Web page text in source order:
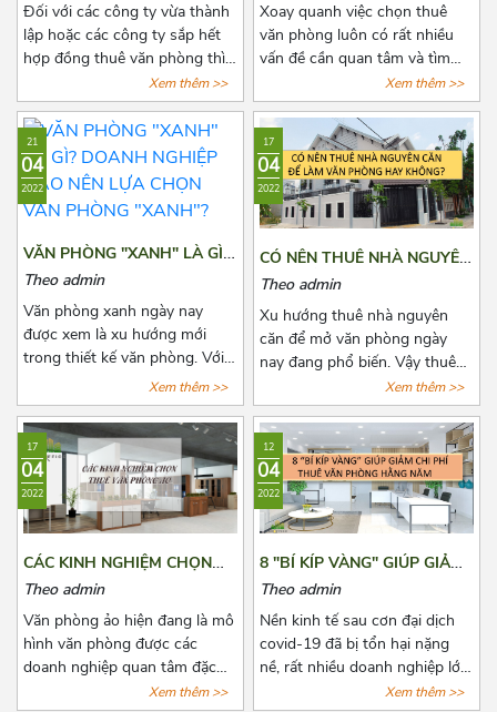
Đối với các công ty vừa thành
lập hoặc các công ty sắp hết
hợp đồng thuê văn phòng thì
việc chọn thuê văn phòng luôn
là vấn đề đáng quan tâm. Để
tìm được một văn phòng vừa
ý, giá cả hợp lý, vị trí thuận tiện
đi lại, cơ sở hạ tầng tốt thật sự
khiến các chủ doanh nghiệp
cân nhắc lựa chọn rất nhiều.
Bài viết này, Azoffice sẽ chia
nhà cho thuê giá rẻ gần cầu
vượt 3/2 quận 10.
Xem thêm >>
Xoay quanh việc chọn thuê
văn phòng luôn có rất nhiều
vấn đề cần quan tâm và tìm
hiểu đặc biệt là các khoản chi
phí thuê, chi phí phát sinh cố
định, tiền cọc,...Chính vì vậy
trước khi quyết định thuê văn
phòng, bên thuê cần biết rõ số
tiền cọc và các loại chi phí
thuê hằng tháng, những quy
định pháp luật có liên quan và
cách để lấy lại tiền cọc trong
những trường hợp rủi ro có
thể xảy ra. Cùng Azoffice tìm
hiểu thêm về nội dung này
trong bài viết dưới đây nhé!
Xem thêm >>
21
04
2022
VĂN PHÒNG "XANH" LÀ GÌ?
DOANH NGHIỆP NÀO NÊN
"XANH"?
Theo admin
Văn phòng xanh ngày nay
được xem là xu hướng mới
trong thiết kế văn phòng. Với
xu hướng này, không những
giúp thanh lọc không khí mà
còn mang tới một không gian
làm việc thư thái và nhiều
năng lượng cho các nhân viên.
Để biết thêm về xu hướng này,
hãy cùng Azoffice theo dõi bài
Xem thêm >>
17
04
2022
CÓ NÊN THUÊ NHÀ NGUYÊN
CĂN ĐỂ LÀM VĂN PHÒNG
Theo admin
Xu hướng thuê nhà nguyên
căn để mở văn phòng ngày
nay đang phổ biến. Vậy thuê
nhà nguyên văn để làm văn
phòng có lợi ích như thế nào?
Có nên hay không nên? Cùng
Azoffice tìm câu trả lời các câu
hỏi này qua bài viết dưới đây
nhé!
Xem thêm >>
17
04
2022
CÁC KINH NGHIỆM CHỌN
THUÊ VĂN PHÒNG ẢO
Theo admin
Văn phòng ảo hiện đang là mô
hình văn phòng được các
doanh nghiệp quan tâm đặc
biệt là các doanh nghiệp có
Xem thêm >>
12
04
2022
8 "BÍ KÍP VÀNG" GIÚP GIẢM
CHI PHÍ THUÊ VĂN PHÒNG
Theo admin
Nền kinh tế sau cơn đại dịch
covid-19 đã bị tổn hại nặng
nề, rất nhiều doanh nghiệp lớn
nhỏ đã phải đóng cửa vĩnh
Xem thêm >>